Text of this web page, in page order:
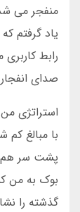
منفجر می
یاد گرفتم
رابط
صدای
استراتژی
پشت سر هم
بوک به من
گذشته را